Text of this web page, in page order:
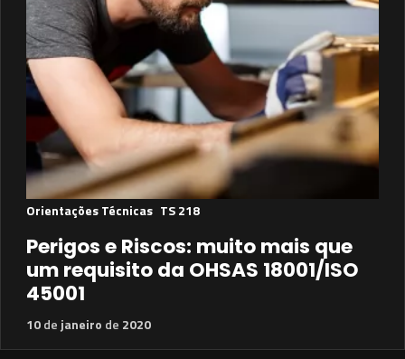
Orientações Técnicas TS 218
Perigos e Riscos: muito mais que
um requisito da OHSAS 18001/ISO
45001
10de janeiro de 2020